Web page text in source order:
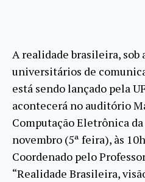
A realidade brasileira, sob
universitários de
está sendo lançado pela
acontecerá no auditório
Computação Eletrônica
novembro (5ª feira), às
Coordenado pelo
“Realidade Brasileira,